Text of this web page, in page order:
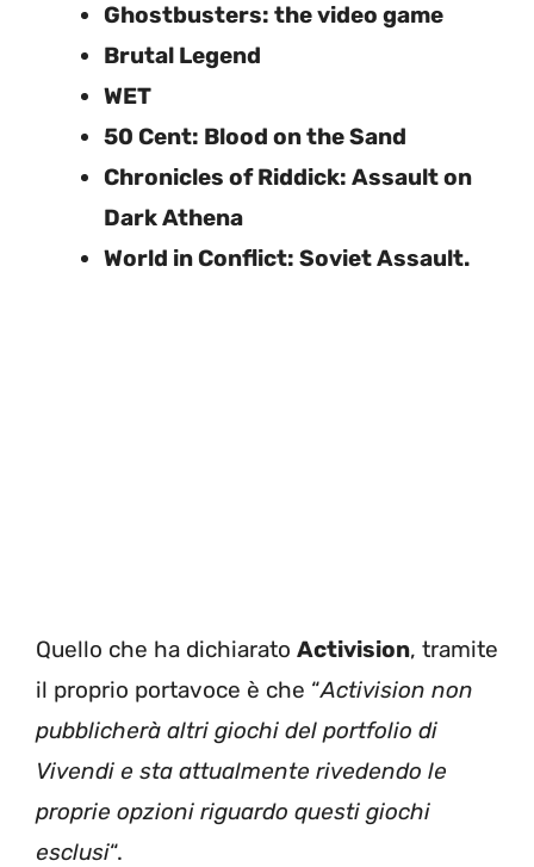
Ghostbusters: the video game
Brutal Legend
WET
50 Cent: Blood on the Sand
Chronicles of Riddick: Assault on
Dark Athena
World in Conflict: Soviet Assault.
Quello che ha dichiarato Activision, tramite
il proprio portavoce è che “Activision non
pubblicherà altri giochi del portfolio di
Vivendi e sta attualmente rivedendo le
proprie opzioni riguardo questi giochi
esclusi“.